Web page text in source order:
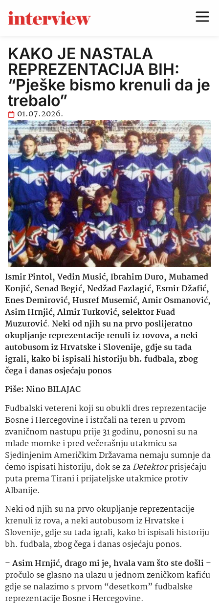
KAKO JE NASTALA
REPREZENTACIJA BIH:
“Pješke bismo krenuli da je
trebalo”
01.07.2026.
Ismir Pintol, Vedin Musić, Ibrahim Duro, Muhamed
Konjić, Senad Begić, Nedžad Fazlagić, Esmir Džafić,
Enes Demirović, Husref Musemić, Amir Osmanović,
Asim Hrnjić, Almir Turković, selektor Fuad
Muzurović. Neki od njih su na prvo poslijeratno
okupljanje reprezentacije renuli iz rovova, a neki
autobusom iz Hrvatske i Slovenije, gdje su tada
igrali, kako bi ispisali historiju bh. fudbala, zbog
čega i danas osjećaju ponos
Piše: Nino BILAJAC
Fudbalski vetereni koji su obukli dres reprezentacije
Bosne i Hercegovine i istrčali na teren u prvom
zvaničnom nastupu prije 31 godinu, ponosni su na
mlade momke i pred večerašnju utakmicu sa
Sjedinjenim Američkim Državama nemaju sumnje da
ćemo ispisati historiju, dok se zaDetektorprisjećaju
puta prema Tirani i prijateljske utakmice protiv
Albanije.
Neki od njih su na prvo okupljanje reprezentacije
krenuli iz rova, a neki autobusom iz Hrvatske i
Slovenije, gdje su tada igrali, kako bi ispisali historiju
bh. fudbala, zbog čega i danas osjećaju ponos.
–Asim Hrnjić, drago mi je, hvala vam što ste došli–
pročulo se glasno na ulazu u jednom zeničkom kafiću
gdje se nalazimo s prvom “desetkom” fudbalske
reprezentacije Bosne i Hercegovine.